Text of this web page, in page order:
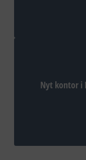
Nyt kontor i